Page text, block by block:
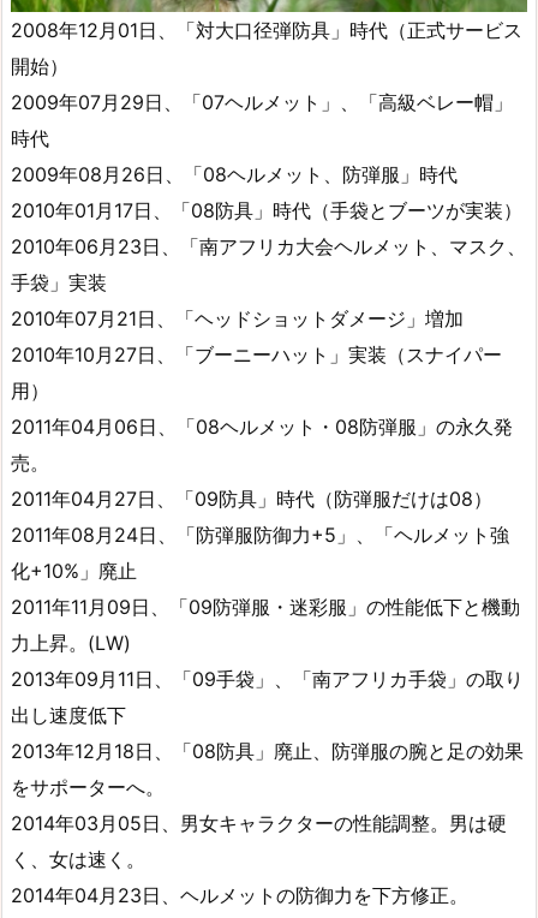
2008年12月01日、「対大口径弾防具」時代（正式サービス
開始）
2009年07月29日、「07ヘルメット」、「高級ベレー帽」
時代
2009年08月26日、「08ヘルメット、防弾服」時代
2010年01月17日、「08防具」時代（手袋とブーツが実装）
2010年06月23日、「南アフリカ大会ヘルメット、マスク、
手袋」実装
2010年07月21日、「ヘッドショットダメージ」増加
2010年10月27日、「ブーニーハット」実装（スナイパー
用）
2011年04月06日、「08ヘルメット・08防弾服」の永久発
売。
2011年04月27日、「09防具」時代（防弾服だけは08）
2011年08月24日、「防弾服防御力+5」、「ヘルメット強
化+10%」廃止
2011年11月09日、「09防弾服・迷彩服」の性能低下と機動
力上昇。(LW)
2013年09月11日、「09手袋」、「南アフリカ手袋」の取り
出し速度低下
2013年12月18日、「08防具」廃止、防弾服の腕と足の効果
をサポーターへ。
2014年03月05日、男女キャラクターの性能調整。男は硬
く、女は速く。
2014年04月23日、ヘルメットの防御力を下方修正。